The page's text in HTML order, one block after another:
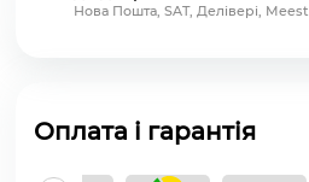
Нова Пошта, SAT, Делівері, Meest
Оплата і гарантія